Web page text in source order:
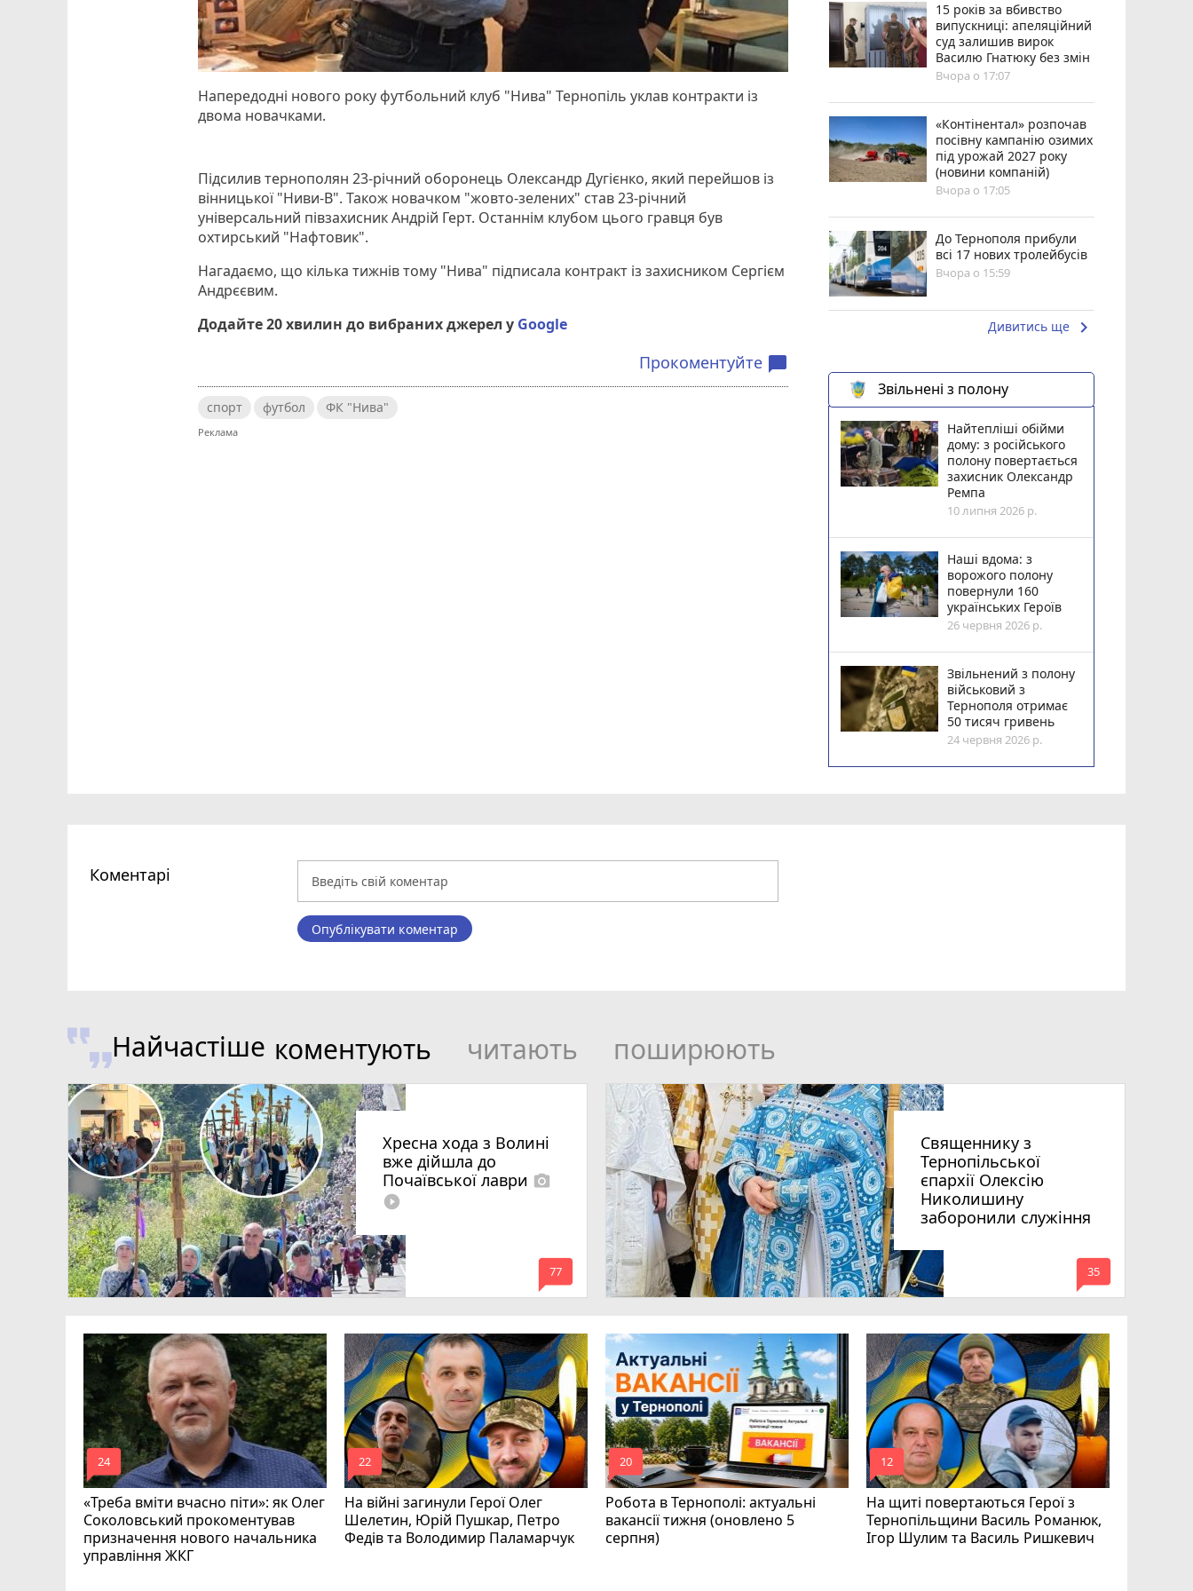
Напередодні нового року футбольний клуб "Нива" Тернопіль уклав контракти із
двома новачками.
Підсилив тернополян 23-річний оборонець Олександр Дугієнко, який перейшов із
вінницької "Ниви-В". Також новачком "жовто-зелених" став 23-річний
універсальний півзахисник Андрій Герт. Останнім клубом цього гравця був
охтирський "Нафтовик".
Нагадаємо, що кілька тижнів тому "Нива" підписала контракт із захисником Сергієм
Андрєєвим.
Додайте 20 хвилин до вибраних джерел у Google
Прокоментуйте chat_bubble
спорт футбол ФК "Нива"
15 років за вбивство
випускниці: апеляційний
суд залишив вирок
Василю Гнатюку без змін
Вчора о 17:07
«Контінентал» розпочав
посівну кампанію озимих
під урожай 2027 року
(новини компаній)
Вчора о 17:05
До Тернополя прибули
всі 17 нових тролейбусів
Вчора о 15:59
Дивитись ще keyboard_arrow_right
Звільнені з полону
Найтепліші обійми
дому: з російського
полону повертається
захисник Олександр
Ремпа
10 липня 2026 р.
Наші вдома: з
ворожого полону
повернули 160
українських Героїв
26 червня 2026 р.
Звільнений з полону
військовий з
Тернополя отримає
50 тисяч гривень
24 червня 2026 р.
Коментарі
Опублікувати коментар
Найчастіше коментують читають поширюють
Хресна хода з Волині
вже дійшла до
Почаївської лаври photo_camera
play_circle_filled
mode_comment
77
Священнику з
Тернопільської
єпархії Олексію
Николишину
заборонили служіння
mode_comment
35
«Треба вміти вчасно піти»: як Олег
Соколовський прокоментував
призначення нового начальника
управління ЖКГ
mode_comment
24
На війні загинули Герої Олег
Шелетин, Юрій Пушкар, Петро
Федів та Володимир Паламарчук
mode_comment
22
Робота в Тернополі: актуальні
вакансії тижня (оновлено 5
серпня)
mode_comment
20
На щиті повертаються Герої з
Тернопільщини Василь Романюк,
Ігор Шулим та Василь Ришкевич
mode_comment
12